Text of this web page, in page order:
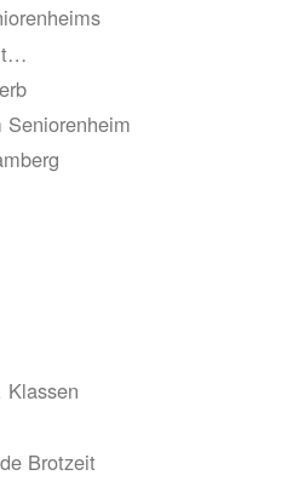
Klassen
Brotzeit